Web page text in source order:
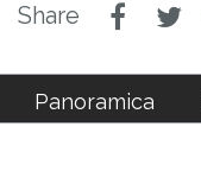
Panoramica